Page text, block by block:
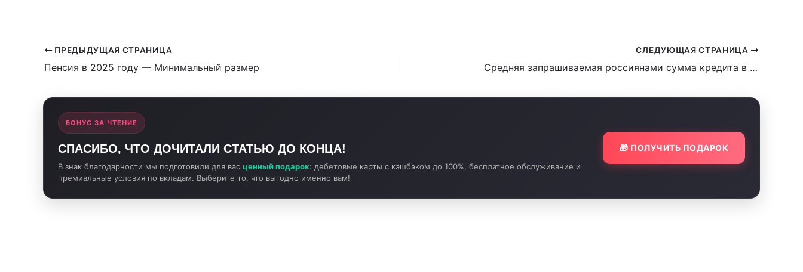
ПРЕДЫДУЩАЯ СТРАНИЦА
Пенсия в 2025 году — Минимальный размер
СЛЕДУЮЩАЯ СТРАНИЦА
Средняя запрашиваемая россиянами сумма кредита в 2024 году снизилась на 10%
БОНУС ЗА ЧТЕНИЕ
СПАСИБО, ЧТО ДОЧИТАЛИ СТАТЬЮ ДО КОНЦА!
В знак благодарности мы подготовили для вас ценный подарок: дебетовые карты с кэшбэком до 100%, бесплатное обслуживание и
премиальные условия по вкладам. Выберите то, что выгодно именно вам!
🎁 ПОЛУЧИТЬ ПОДАРОК